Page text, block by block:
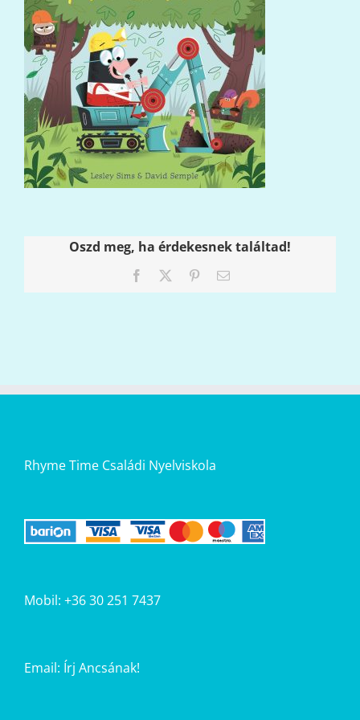
Oszd meg, ha érdekesnek találtad!
Facebook PinterestEmail:
Rhyme Time Családi Nyelviskola
Mobil: +36 30 251 7437
Email: Írj Ancsának!